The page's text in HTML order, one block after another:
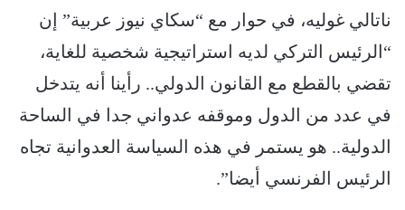
ناتالي غوليه، في حوار مع “سكاي نيوز عربية” إن
“الرئيس التركي لديه استراتيجية شخصية للغاية،
تقضي بالقطع مع القانون الدولي.. رأينا أنه يتدخل
في عدد من الدول وموقفه عدواني جدا في الساحة
الدولية.. هو يستمر في هذه السياسة العدوانية تجاه
الرئيس الفرنسي أيضا”.